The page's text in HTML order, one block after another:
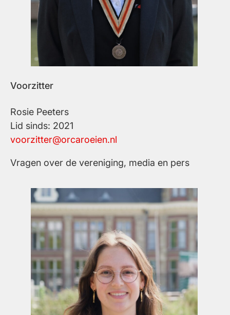
Voorzitter
Rosie Peeters
Lid sinds: 2021
voorzitter@orcaroeien.nl
Vragen over de vereniging, media en pers